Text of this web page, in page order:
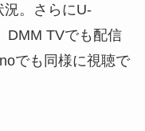
況。さらにU-
DMM TVでも配信
でも同様に視聴で